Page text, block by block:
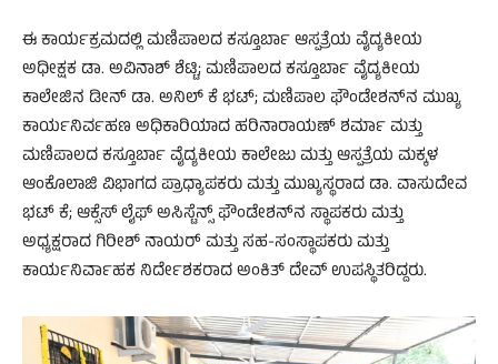
ಈ ಕಾರ್ಯಕ್ರಮದಲ್ಲಿ ಮಣಿಪಾಲದ ಕಸ್ತೂರ್ಬಾ ಆಸ್ಪತ್ರೆಯ ವೈದ್ಯಕೀಯ
ಅಧೀಕ್ಷಕ ಡಾ. ಅವಿನಾಶ್ ಶೆಟ್ಟಿ; ಮಣಿಪಾಲದ ಕಸ್ತೂರ್ಬಾ ವೈದ್ಯಕೀಯ
ಕಾಲೇಜಿನ ಡೀನ್ ಡಾ. ಅನಿಲ್ ಕೆ ಭಟ್; ಮಣಿಪಾಲ ಫೌಂಡೇಶನ್‌ನ ಮುಖ್ಯ
ಕಾರ್ಯನಿರ್ವಹಣ ಅಧಿಕಾರಿಯಾದ ಹರಿನಾರಾಯಣ್ ಶರ್ಮಾ ಮತ್ತು
ಮಣಿಪಾಲದ ಕಸ್ತೂರ್ಬಾ ವೈದ್ಯಕೀಯ ಕಾಲೇಜು ಮತ್ತು ಆಸ್ಪತ್ರೆಯ ಮಕ್ಕಳ
ಆಂಕೊಲಾಜಿ ವಿಭಾಗದ ಪ್ರಾಧ್ಯಾಪಕರು ಮತ್ತು ಮುಖ್ಯಸ್ಥರಾದ ಡಾ. ವಾಸುದೇವ
ಭಟ್ ಕೆ; ಆಕ್ಸೆಸ್ ಲೈಫ್ ಅಸಿಸ್ಟೆನ್ಸ್ ಫೌಂಡೇಶನ್‌ನ ಸ್ಥಾಪಕರು ಮತ್ತು
ಅಧ್ಯಕ್ಷರಾದ ಗಿರೀಶ್ ನಾಯರ್ ಮತ್ತು ಸಹ-ಸಂಸ್ಥಾಪಕರು ಮತ್ತು
ಕಾರ್ಯನಿರ್ವಾಹಕ ನಿರ್ದೇಶಕರಾದ ಅಂಕಿತ್ ದೇವ್ ಉಪಸ್ಥಿತರಿದ್ದರು.